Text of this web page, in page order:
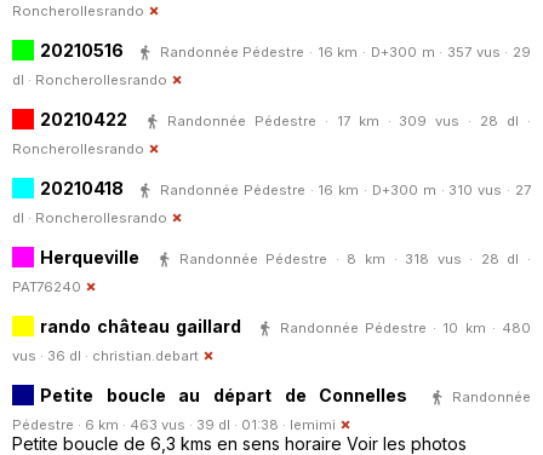
Roncherollesrando
20210516
Randonnée Pédestre · 16 km · D+300 m · 357 vus · 29
dl · Roncherollesrando
20210422
Randonnée Pédestre · 17 km · 309 vus · 28 dl ·
Roncherollesrando
20210418
Randonnée Pédestre · 16 km · D+300 m · 310 vus · 27
dl · Roncherollesrando
Herqueville
Randonnée Pédestre · 8 km · 318 vus · 28 dl ·
PAT76240
rando château gaillard
Randonnée Pédestre · 10 km · 480
vus · 36 dl · christian.debart
Petite boucle au départ de Connelles
Randonnée
Pédestre · 6 km · 463 vus · 39 dl · 01:38 · lemimi
Petite boucle de 6,3 kms en sens horaire Voir les photos